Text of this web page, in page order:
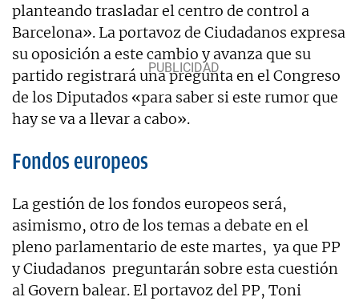
planteando trasladar el centro de control a
Barcelona». La portavoz de Ciudadanos expresa
su oposición a este cambio y avanza que su
partido registrará una pregunta en el Congreso
de los Diputados «para saber si este rumor que
hay se va a llevar a cabo».
Fondos europeos
La gestión de los fondos europeos será,
asimismo, otro de los temas a debate en el
pleno parlamentario de este martes, ya que PP
y Ciudadanos preguntarán sobre esta cuestión
al Govern balear. El portavoz del PP, Toni